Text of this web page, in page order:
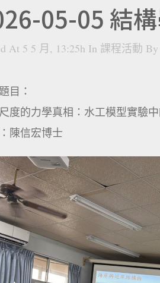
05-05 結
At 5 5 月, 13:25h In 課程活動 By
目：
度的力學真相：水工模型實驗
陳信宏博士